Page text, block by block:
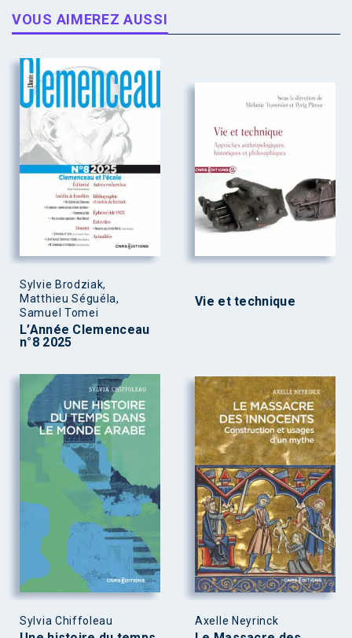
VOUS AIMEREZ AUSSI
Sylvie Brodziak,
Matthieu Séguéla,
Samuel Tomei
L’Année Clemenceau
n°8 2025
Vie et technique
Sylvia Chiffoleau Axelle Neyrinck